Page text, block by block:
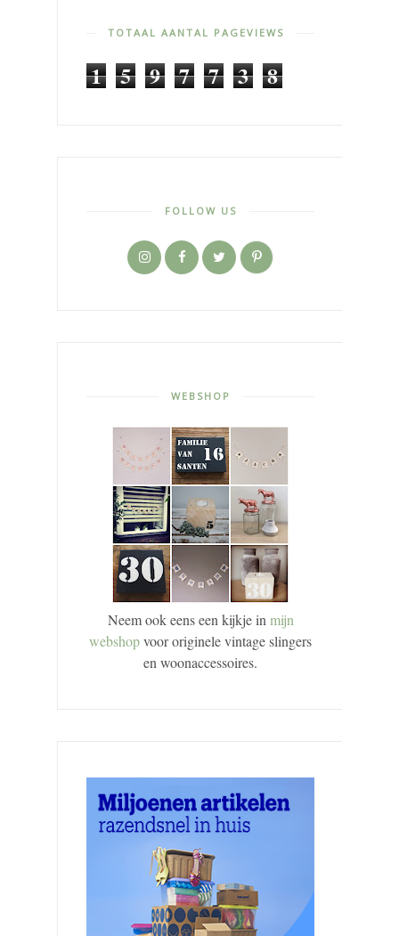
TOTAAL AANTAL PAGEVIEWS
1 5 9 7 7 3 8
FOLLOW US
WEBSHOP
Neem ook eens een kijkje inmijn
webshopvoor originele vintage slingers
en woonaccessoires.